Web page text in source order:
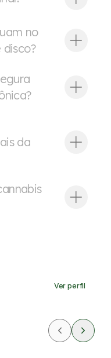
no
da
Ver perfil